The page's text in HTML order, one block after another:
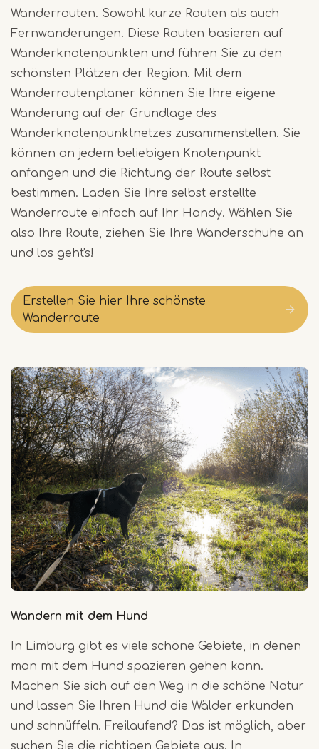
Wanderrouten. Sowohl kurze Routen als auch
Fernwanderungen. Diese Routen basieren auf
Wanderknotenpunkten und führen Sie zu den
schönsten Plätzen der Region. Mit dem
Wanderroutenplaner können Sie Ihre eigene
Wanderung auf der Grundlage des
Wanderknotenpunktnetzes zusammenstellen. Sie
können an jedem beliebigen Knotenpunkt
anfangen und die Richtung der Route selbst
bestimmen. Laden Sie Ihre selbst erstellte
Wanderroute einfach auf Ihr Handy. Wählen Sie
also Ihre Route, ziehen Sie Ihre Wanderschuhe an
und los geht's!
Erstellen Sie hier Ihre schönste
Wanderroute
Wandern mit dem Hund
In Limburg gibt es viele schöne Gebiete, in denen
man mit dem Hund spazieren gehen kann.
Machen Sie sich auf den Weg in die schöne Natur
und lassen Sie Ihren Hund die Wälder erkunden
und schnüffeln. Freilaufend? Das ist möglich, aber
suchen Sie die richtigen Gebiete aus. In